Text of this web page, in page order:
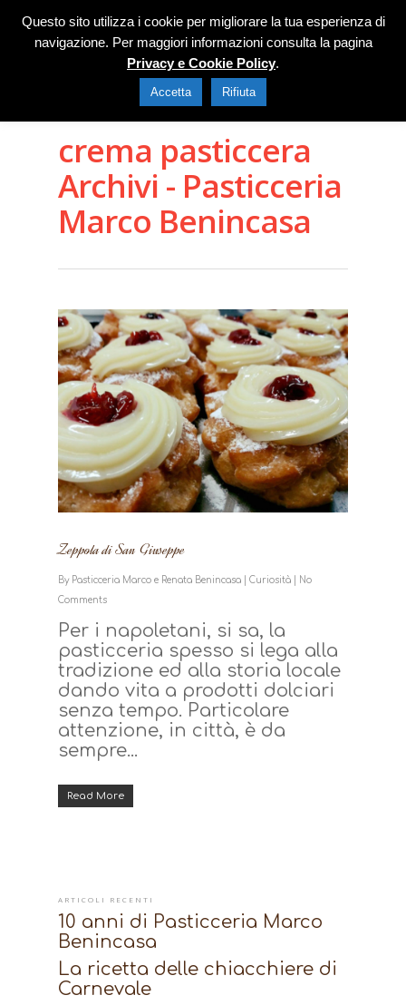
crema pasticcera
Archivi - Pasticceria
Marco Benincasa
Zeppola di San Giuseppe
By Pasticceria Marco e Renata Benincasa Curiosità
No
Comments
Per i napoletani, si sa, la
pasticceria spesso si lega alla
tradizione ed alla storia locale
dando vita a prodotti dolciari
senza tempo. Particolare
attenzione, in città, è da
sempre...
Read More
ARTICOLI RECENTI
10 anni di Pasticceria Marco
Benincasa
La ricetta delle chiacchiere di
Carnevale
Questo sito utilizza i cookie per migliorare la tua esperienza di
navigazione. Per maggiori informazioni consulta la pagina
Privacy e Cookie Policy.
Accetta Rifiuta